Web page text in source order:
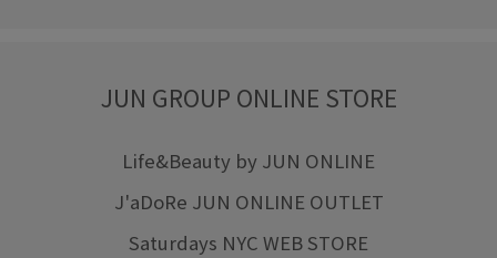
JUN GROUP ONLINE STORE
Life&Beauty by JUN ONLINE
J'aDoRe JUN ONLINE OUTLET
Saturdays NYC WEB STORE